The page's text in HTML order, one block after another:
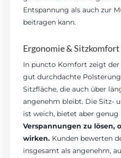
Entspannung als auch zur
beitragen kann.
Ergonomie & Sitzkomfort
In puncto Komfort zeigt
gut durchdachte
Sitzfläche, die auch über
angenehm bleibt. Die Sitz-
ist weich, bietet aber genug
Verspannungen zu lösen,
wirken. Kunden bewerten
insgesamt als angenehm,